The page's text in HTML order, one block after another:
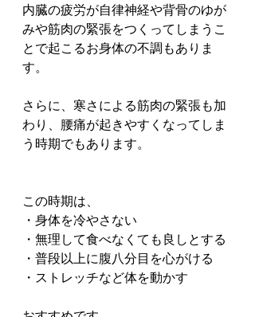
内臓の疲労が自律神経や背骨のゆが
みや筋肉の緊張をつくってしまうこ
とで起こるお身体の不調もありま
す。
さらに、寒さによる筋肉の緊張も加
わり、腰痛が起きやすくなってしま
う時期でもあります。
この時期は、
・身体を冷やさない
・無理して食べなくても良しとする
・普段以上に腹八分目を心がける
・ストレッチなど体を動かす